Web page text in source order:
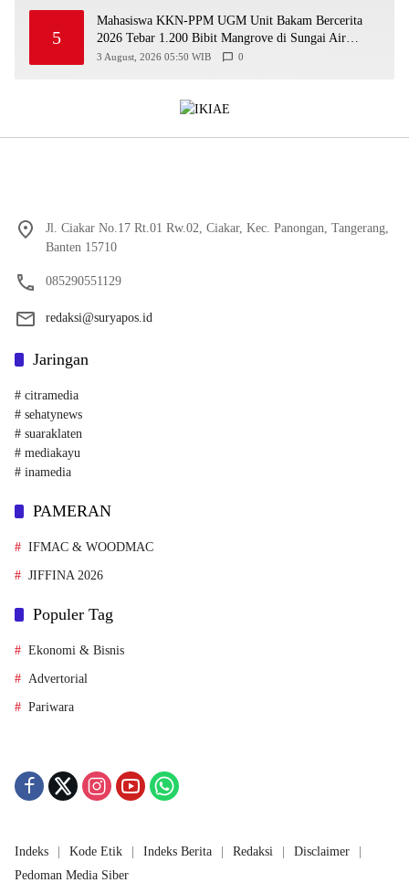
5
Mahasiswa KKN-PPM UGM Unit Bakam Bercerita
2026 Tebar 1.200 Bibit Mangrove di Sungai Air
Layang
3 August, 2026 05:50 WIB 0
Jl. Ciakar No.17 Rt.01 Rw.02, Ciakar, Kec. Panongan, Tangerang,
Banten 15710
085290551129
redaksi@suryapos.id
Jaringan
# citramedia
# sehatynews
# suaraklaten
# mediakayu
# inamedia
PAMERAN
IFMAC & WOODMAC
JIFFINA 2026
Populer Tag
Ekonomi & Bisnis
Advertorial
Pariwara
Indeks Kode Etik Indeks Berita Redaksi
Disclaimer
Pedoman Media Siber